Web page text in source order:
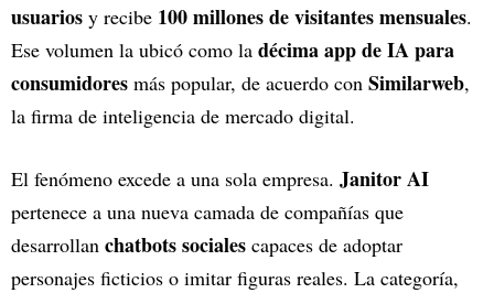
usuarios y recibe 100 millones de visitantes mensuales.
Ese volumen la ubicó como la décima app de IA para
consumidores más popular, de acuerdo con Similarweb,
la firma de inteligencia de mercado digital.
El fenómeno excede a una sola empresa. Janitor AI
pertenece a una nueva camada de compañías que
desarrollan chatbots sociales capaces de adoptar
personajes ficticios o imitar figuras reales. La categoría,